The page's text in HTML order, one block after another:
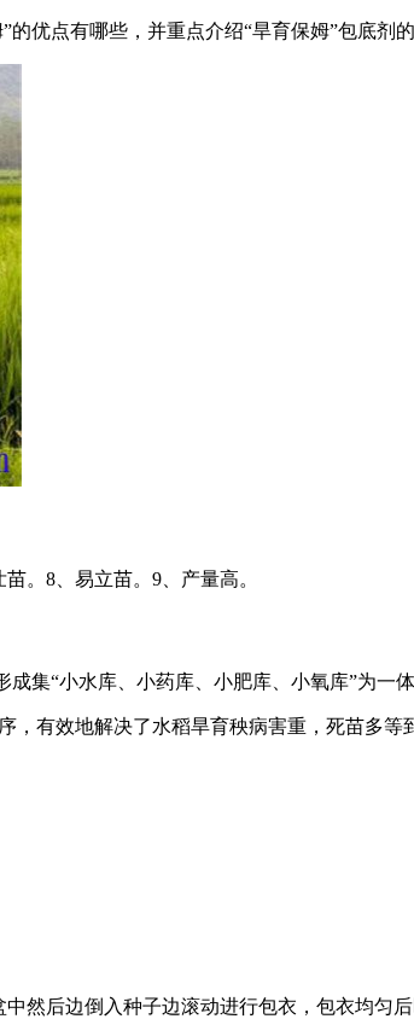
优点有哪些，并重点介绍“旱育保姆”包底剂
。8、易立苗。9、产量高。
集“小水库、小药库、小肥库、小氧库”为一
有效地解决了水稻旱育秧病害重，死苗多等
然后边倒入种子边滚动进行包衣，包衣均匀后